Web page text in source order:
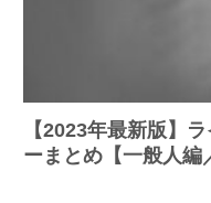
【2023年最新版】
ーまとめ【一般人編